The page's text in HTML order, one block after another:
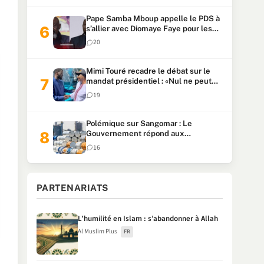
Pape Samba Mboup appelle le PDS à
s’allier avec Diomaye Faye pour les
locales et tacle Sonko
20
Mimi Touré recadre le débat sur le
mandat présidentiel : «Nul ne peut
faire plus de deux mandats
consécutifs de 5 ans»
19
Polémique sur Sangomar : Le
Gouvernement répond aux
accusations et clarifie le partage des
milliards
16
PARTENARIATS
L’humilité en Islam : s’abandonner à Allah
Al Muslim Plus FR